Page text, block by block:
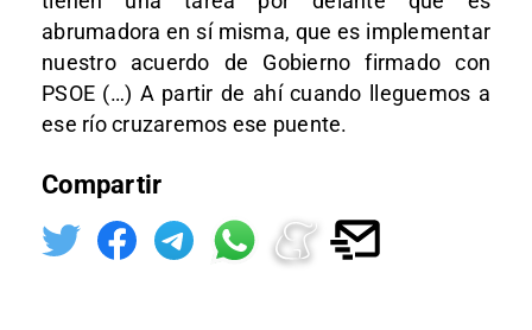
abrumadora en sí misma, que es implementar
nuestro acuerdo de Gobierno firmado con
PSOE (…) A partir de ahí cuando lleguemos a
ese río cruzaremos ese puente.
Compartir